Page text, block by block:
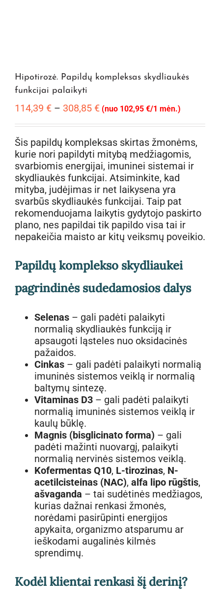
Hipotirozė. Papildų kompleksas skydliaukės
funkcijai palaikyti
114,39 € – 308,85 €Price
through
308,85 €
(nuo 102,95 €/1 mėn.)
Šis papildų kompleksas skirtas žmonėms,
kurie nori papildyti mitybą medžiagomis,
svarbiomis energijai, imuninei sistemai ir
skydliaukės funkcijai. Atsiminkite, kad
mityba, judėjimas ir net laikysena yra
svarbūs skydliaukės funkcijai. Taip pat
rekomenduojama laikytis gydytojo paskirto
plano, nes papildai tik papildo visa tai ir
nepakeičia maisto ar kitų veiksmų poveikio.
Papildų komplekso skydliaukei
pagrindinės sudedamosios dalys
Selenas – gali padėti palaikyti
normalią skydliaukės funkciją ir
apsaugoti ląsteles nuo oksidacinės
pažaidos.
Cinkas – gali padėti palaikyti normalią
imuninės sistemos veiklą ir normalią
baltymų sintezę.
Vitaminas D3 – gali padėti palaikyti
normalią imuninės sistemos veiklą ir
kaulų būklę.
Magnis (bisglicinato forma) – gali
padėti mažinti nuovargį, palaikyti
normalią nervinės sistemos veiklą.
Kofermentas Q10, L-tirozinas, N-
acetilcisteinas (NAC), alfa lipo rūgštis,
ašvaganda – tai sudėtinės medžiagos,
kurias dažnai renkasi žmonės,
norėdami pasirūpinti energijos
apykaita, organizmo atsparumu ar
ieškodami augalinės kilmės
sprendimų.
Kodėl klientai renkasi šį derinį?